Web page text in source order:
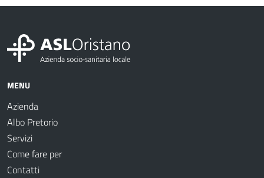
MENU
Azienda
Albo Pretorio
Servizi
Come fare per
Contatti